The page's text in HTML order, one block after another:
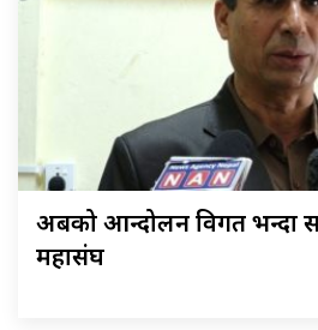
अबको आन्दोलन विगत भन्दा
महासंघ